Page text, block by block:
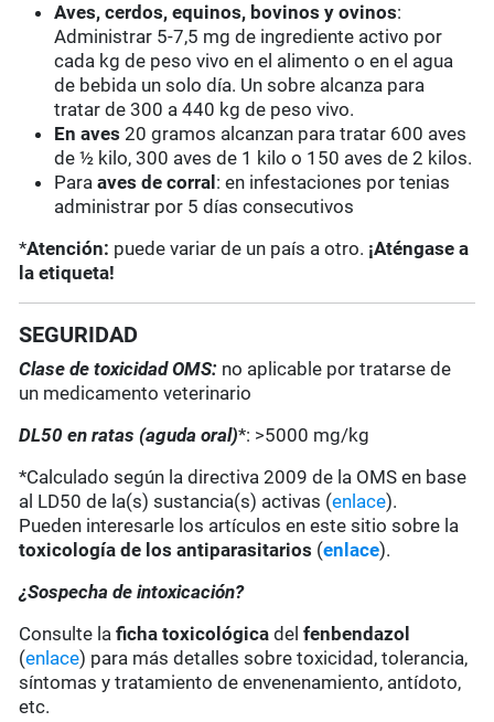
Aves, cerdos, equinos, bovinos y ovinos:
Administrar 5-7,5 mg de ingrediente activo por
cada kg de peso vivo en el alimento o en el agua
de bebida un solo día. Un sobre alcanza para
tratar de 300 a 440 kg de peso vivo.
En aves 20 gramos alcanzan para tratar 600 aves
de ½ kilo, 300 aves de 1 kilo o 150 aves de 2 kilos.
Paraaves de corral : en infestaciones por tenias
administrar por 5 días consecutivos
*Atención: puede variar de un país a otro. ¡Aténgase a
la etiqueta!
SEGURIDAD
Clase de toxicidad OMS: no aplicable por tratarse de
un medicamento veterinario
DL50 en ratas (aguda oral)*: >5000 mg/kg
*Calculado según la directiva 2009 de la OMS en base
al LD50 de la(s) sustancia(s) activas (enlace).
Pueden interesarle los artículos en este sitio sobre la
toxicología de los antiparasitarios (enlace).
¿Sospecha de intoxicación?
Consulte laficha toxicológica delfenbendazol
(enlace) para más detalles sobre toxicidad, tolerancia,
síntomas y tratamiento de envenenamiento, antídoto,
etc.